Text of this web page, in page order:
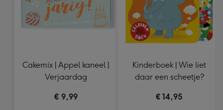
Cakemix | Appel kaneel |
Verjaardag
€ 9,99
Kinderboek | Wie liet
daar een scheetje?
€ 14,95